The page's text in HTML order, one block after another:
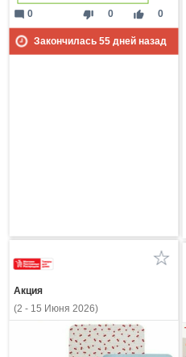
thumb_down 0 thumb_up 0
mode_comment 0
Закончилась 55дней назад
Акция
(2 - 15 Июня 2026)